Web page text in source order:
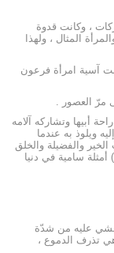
، وكانت قدوة
المثال ، ولهذا
آسية امرأة فرعون
مرّ العصور .
أبيها وتشاركه آلامه
ويلوذ به عندما
والفضيلة والخلق
سامية في دنيا
عليه من شدّة
تذرف الدموع ،